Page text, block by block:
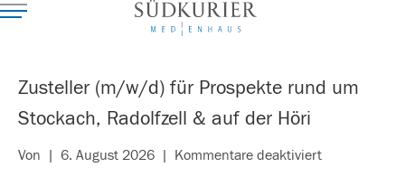
Zusteller (m/w/d) für Prospekte rund um
Stockach, Radolfzell & auf der Höri
Von | 6. August 2026 | Kommentare deaktiviertfür